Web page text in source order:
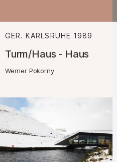
GER. KARLSRUHE 1989
Turm/Haus - Haus
Werner Pokorny